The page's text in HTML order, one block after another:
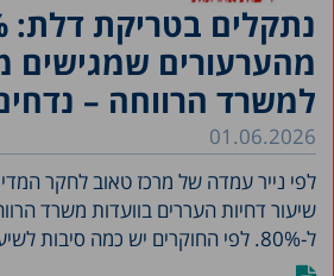
מהערעורים שמגישים
למשרד הרווחה –
01.06.2026
לפי נייר עמדה של מרכז טאוב לחקר
ל-80%. לפי החוקרים יש כמה סיבות לשיעור המערערים...